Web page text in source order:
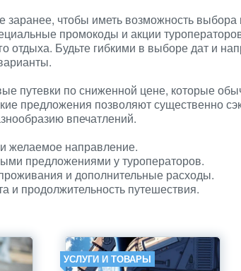
заранее, чтобы иметь возможность
промокоды и акции
отдыха. Будьте гибкими в выборе дат и
путевки по сниженной цене, которые
предложения позволяют существенно
впечатлений.
желаемое направление.
предложениями у туроператоров.
и дополнительные расходы.
и продолжительность путешествия.
УСЛУГИ И ТОВАРЫ